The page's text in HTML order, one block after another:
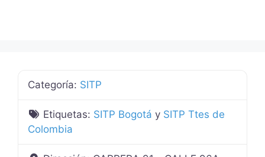
Categoría: SITP
Etiquetas: SITP Bogotá y SITP Ttes de
Colombia